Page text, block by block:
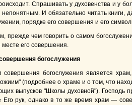
Спрашивать у духовенства и у
непонятным. И обязательно читать книги,
порядке его совершения и его
прежде чем говорить о самом
месте его совершения.
богослужения
совершения богослужения является
(подробнее о храме и о том, что
выпусков "Школы духовной"). Господь
Его рук, однако в то же время храм —